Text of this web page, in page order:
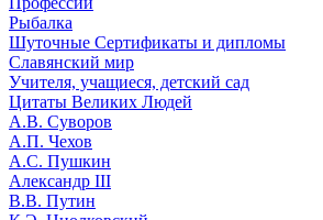
Рыбалка
Шуточные Сертификаты и дипломы
Славянский мир
Учителя, учащиеся, детский сад
Цитаты Великих Людей
А.В. Суворов
А.П. Чехов
А.С. Пушкин
Александр III
В.В. Путин